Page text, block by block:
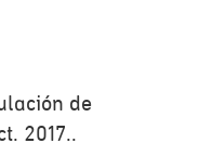
de
2017..